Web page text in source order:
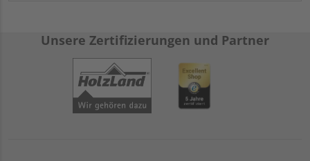
Unsere Zertifizierungen und Partner